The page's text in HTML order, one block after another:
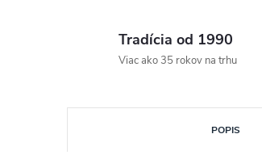
Tradícia od 1990
Viac ako 35 rokov na trhu
POPIS